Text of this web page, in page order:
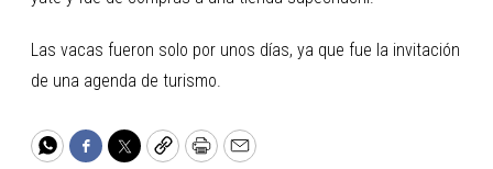
Las vacas fueron solo por unos días, ya que fue la invitación
de una agenda de turismo.
WhatsApp
Facebook
TwitterCopyPrintEmail